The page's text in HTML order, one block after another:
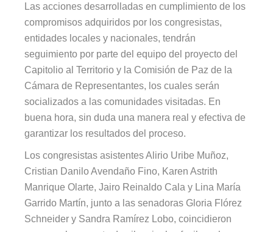
Las acciones desarrolladas en cumplimiento de los
compromisos adquiridos por los congresistas,
entidades locales y nacionales, tendrán
seguimiento por parte del equipo del proyecto del
Capitolio al Territorio y la Comisión de Paz de la
Cámara de Representantes, los cuales serán
socializados a las comunidades visitadas. En
buena hora, sin duda una manera real y efectiva de
garantizar los resultados del proceso.
Los congresistas asistentes Alirio Uribe Muñoz,
Cristian Danilo Avendaño Fino, Karen Astrith
Manrique Olarte, Jairo Reinaldo Cala y Lina María
Garrido Martín, junto a las senadoras Gloria Flórez
Schneider y Sandra Ramírez Lobo, coincidieron